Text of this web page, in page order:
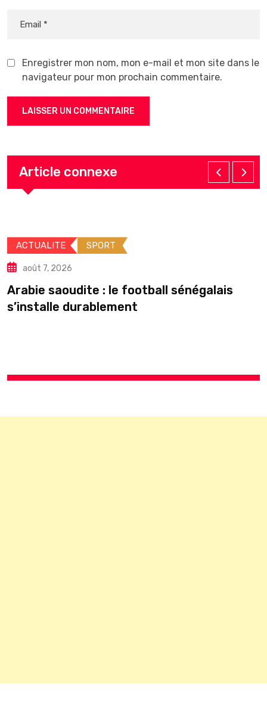
Enregistrer mon nom, mon e-mail et mon site dans le
navigateur pour mon prochain commentaire.
Article connexe
ACTUALITE SPORT
août 7, 2026
Arabie saoudite : le football sénégalais
s’installe durablement